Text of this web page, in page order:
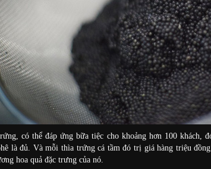
có thể đáp ứng bữa tiệc cho khoảng hơn 100 khách,
là đủ. Và mỗi thìa trứng cá tầm đó trị giá hàng triệu
hoa quả đặc trưng của nó.